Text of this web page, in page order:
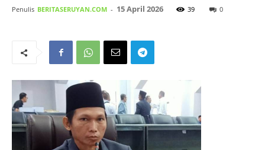
Penulis BERITASERUYAN.COM - 15 April 2026 39 0